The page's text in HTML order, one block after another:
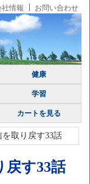
社情報 お問い合わせ
健康
学習
カートを見る
取り戻す33話
戻す33話